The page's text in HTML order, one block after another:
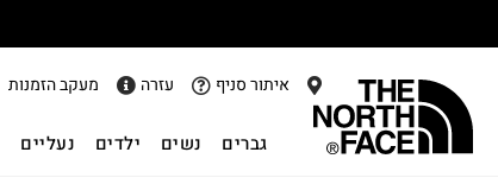
איתור סניף עזרה מעקב הזמנות
גברים נשים ילדים נעליים